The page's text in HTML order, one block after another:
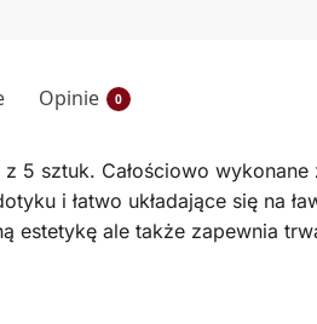
Opinie 0
5 sztuk. Całościowo
i łatwo układające się na
ale także zapewnia